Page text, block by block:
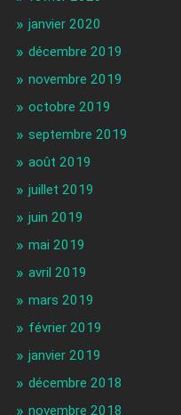
janvier 2020
décembre 2019
novembre 2019
octobre 2019
septembre 2019
août 2019
juillet 2019
juin 2019
mai 2019
avril 2019
mars 2019
février 2019
janvier 2019
décembre 2018
novembre 2018